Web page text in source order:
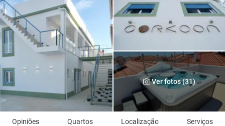
Ver fotos (31)
Opiniões Quartos Localização Serviços